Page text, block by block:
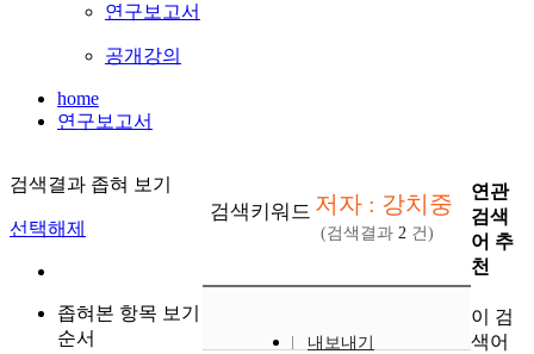
연구보고서
공개강의
home
연구보고서
검색결과 좁혀 보기
선택해제
좁혀본 항목 보기
순서
검색키워드 저자 : 강치중
(검색결과 2 건)
내보내기
연관
검색
어 추
천
이 검
색어